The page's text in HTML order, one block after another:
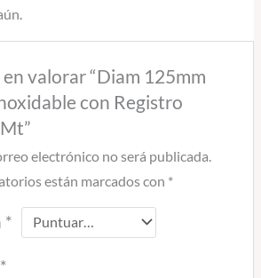
valorar “Diam 125mm
con Registro
electrónico no será publicada.
están marcados con *
*
*